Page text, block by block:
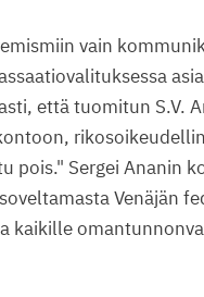
vain
että tuomitun S.V.
pois." Sergei Ananin
Venäjän
kaikille